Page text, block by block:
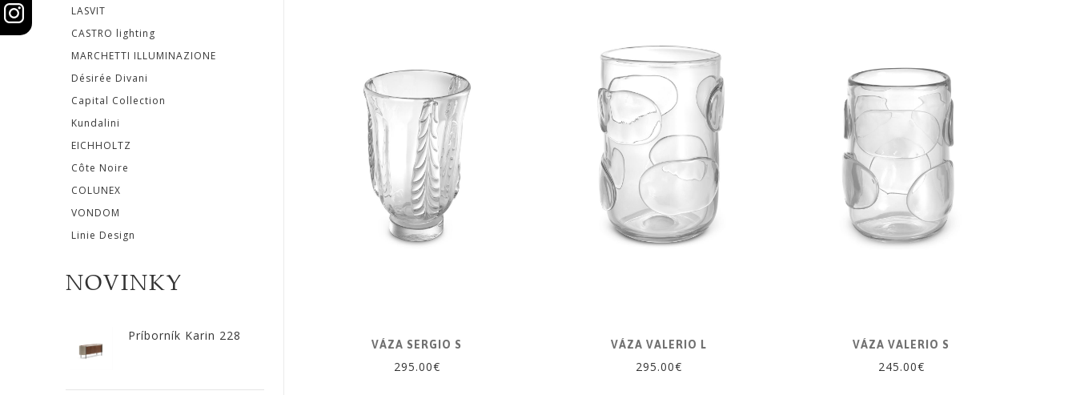
DOPLNKY
EXTERIÉROVÝ
Obklady
LASVIT
CASTRO lighting
MARCHETTI ILLUMINAZIONE
Désirée Divani
Capital Collection
Kundalini
EICHHOLTZ
Côte Noire
COLUNEX
VONDOM
Linie Design
NOVINKY
Príborník Karin 228
VÁZA SERGIO S
295.00€
VÁZA VALERIO L
295.00€
VÁZA VALERIO S
245.00€